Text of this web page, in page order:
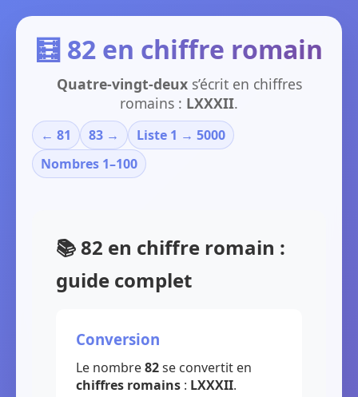
🧮 82 en chiffre romain
Quatre-vingt-deuxs’écrit en chiffres
romains : LXXXII.
← 81 83 →
Liste 1 → 5000
Nombres 1–100
📚 82 en chiffre romain :
guide complet
Conversion
Le nombre82se convertit en
chiffres romains : LXXXII.